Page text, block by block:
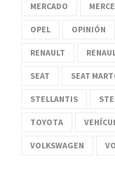
MERCADO
OPEL OPINIÓN
RENAULT
SEAT SEAT
STELLANTIS
TOYOTA
VOLKSWAGEN